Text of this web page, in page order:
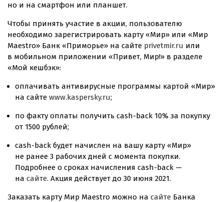
но и на смартфон или планшет.
Чтобы принять участие в акции, пользователю
необходимо зарегистрировать карту «Мир» или «Мир
Maestro» Банк «Приморье» на сайте privetmir.ru или
в мобильном приложении «Привет, Мир!» в разделе
«Мой кешбэк»:
оплачивать антивирусные программы картой «Мир»
на сайте www.kaspersky.ru;
по факту оплаты получить cash-back 10% за покупку
от 1500 рублей;
cash-back будет начислен на вашу карту «Мир»
не ранее 3 рабочих дней с момента покупки.
Подробнее о сроках начисления cash-back —
на сайте. Акция действует до 30 июня 2021.
Заказать карту Мир Maestro можно на сайте Банка